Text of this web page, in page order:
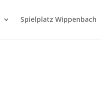
Spielplatz Wippenbach